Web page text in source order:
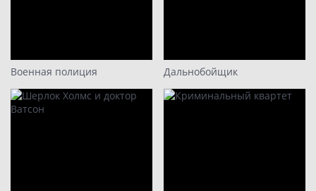
Военная полиция Дальнобойщик